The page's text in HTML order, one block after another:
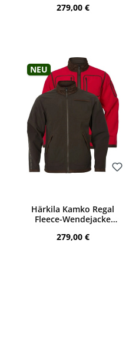
Regulärer Preis:
279,00 €
Neu
Härkila Kamko Regal
Fleece-Wendejacke
Regulärer Preis:
279,00 €